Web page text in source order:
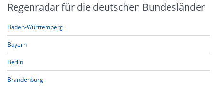
Regenradar für die deutschen Bundesländer
Baden-Württemberg
Bayern
Berlin
Brandenburg